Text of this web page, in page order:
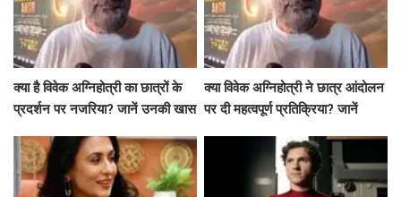
क्या है विवेक अग्निहोत्री का छात्रों के
प्रदर्शन पर नजरिया? जानें उनकी खास
क्या विवेक अग्निहोत्री ने छात्र आंदोलन
पर दी महत्वपूर्ण प्रतिक्रिया? जानें